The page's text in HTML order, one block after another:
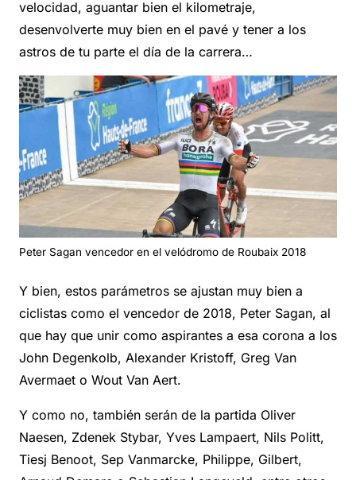
velocidad, aguantar bien el kilometraje,
desenvolverte muy bien en el pavé y tener a los
astros de tu parte el día de la carrera…
Peter Sagan vencedor en el velódromo de Roubaix 2018
Y bien, estos parámetros se ajustan muy bien a
ciclistas como el vencedor de 2018, Peter Sagan, al
que hay que unir como aspirantes a esa corona a los
John Degenkolb, Alexander Kristoff, Greg Van
Avermaet o Wout Van Aert.
Y como no, también serán de la partida Oliver
Naesen, Zdenek Stybar, Yves Lampaert, Nils Politt,
Tiesj Benoot, Sep Vanmarcke, Philippe, Gilbert,